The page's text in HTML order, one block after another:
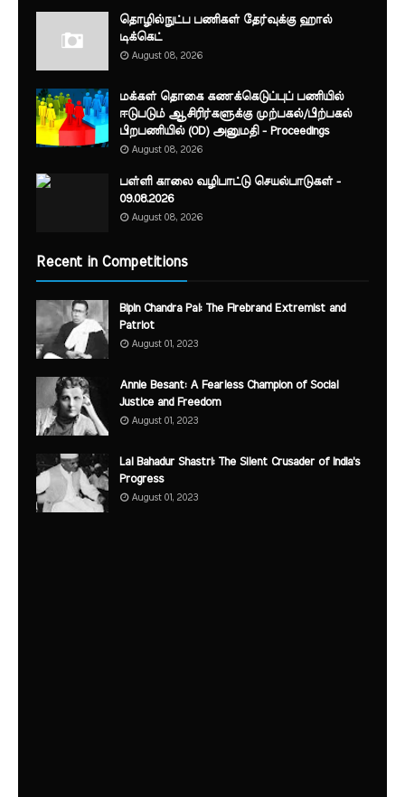
தொழில்நுட்ப பணிகள் தேர்வுக்கு ஹால் ​
டிக்கெட்
August 08, 2026
மக்கள் தொகை கணக்கெடுப்புப் பணியில்
ஈடுபடும் ஆசிரிர்களுக்கு முற்பகல்/பிற்பகல்
பிறபணியில் (OD) அனுமதி - Proceedings
August 08, 2026
பள்ளி காலை வழிபாட்டு செயல்பாடுகள் -
09.08.2026
August 08, 2026
Recent in Competitions
Bipin Chandra Pal: The Firebrand Extremist and
Patriot
August 01, 2023
Annie Besant: A Fearless Champion of Social
Justice and Freedom
August 01, 2023
Lal Bahadur Shastri: The Silent Crusader of India's
Progress
August 01, 2023